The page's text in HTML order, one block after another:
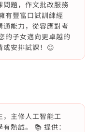
問題，作文批改服務
有豐富口試訓練經
能力，從容應對考
的子女邁向更卓越的
或安排試課！😊
，主修人工智能工
有熱誠。 📚 提供：